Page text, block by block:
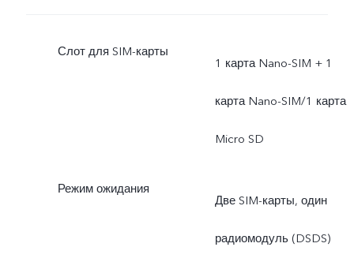
Слот для SIM-карты
1 карта Nano-SIM + 1
карта Nano-SIM/1 карта
Micro SD
Режим ожидания
Две SIM-карты, один
радиомодуль (DSDS)